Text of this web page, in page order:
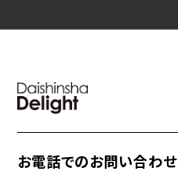
お電話でのお問い合わせ